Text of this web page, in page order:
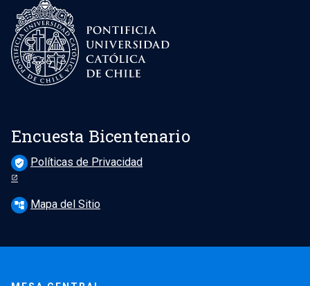
Encuesta Bicentenario
verified_user Políticas de Privacidad
account_tree Mapa del Sitio